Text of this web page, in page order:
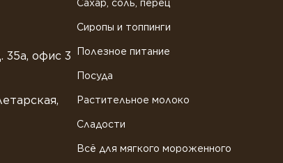
35а, офис 3
Сахар, соль, перец
Сиропы и топпинги
Полезное питание
Посуда
Растительное молоко
Сладости
Всё для мягкого мороженного